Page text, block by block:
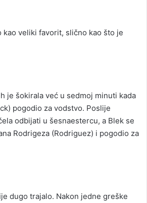
kao veliki favorit, slično kao što je
je šokirala već u sedmoj minuti kada
pogodio za vodstvo. Poslije
odbijati u šesnaestercu, a Blek se
Rodrigeza (Rodriguez) i pogodio za
dugo trajalo. Nakon jedne greške